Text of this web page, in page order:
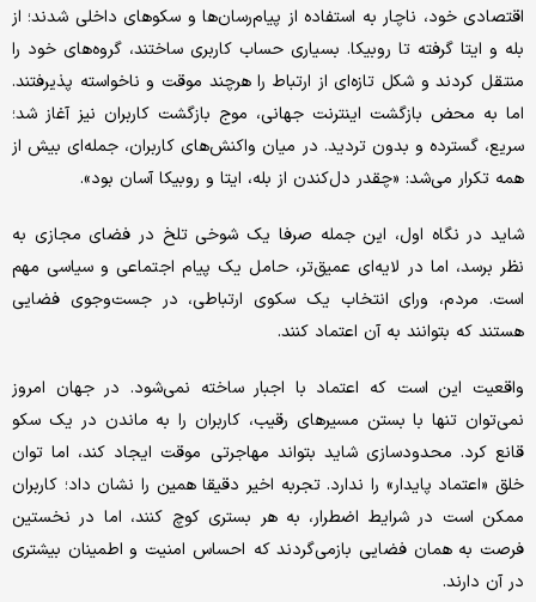
اقتصادی خود، ناچار به استفاده از پیام‌رسان‌ها و سکوهای داخلی شدند؛ از
بله و ایتا گرفته تا روبیکا. بسیاری حساب کاربری ساختند، گروه‌های خود را
منتقل کردند و شکل تازه‌ای از ارتباط را‌ هرچند موقت و ناخواسته‌ پذیرفتند.
اما به‌ محض بازگشت اینترنت جهانی، موج بازگشت کاربران نیز آغاز شد؛
سریع، گسترده و بدون تردید. در میان واکنش‌های کاربران، جمله‌ای بیش از
همه تکرار می‌شد: «چقدر دل‌کندن از بله، ایتا و روبیکا آسان بود».
شاید در نگاه اول، این جمله صرفا یک شوخی تلخ در فضای مجازی به
نظر برسد، اما در لایه‌ای عمیق‌تر، حامل یک پیام اجتماعی و سیاسی مهم
است. مردم، ورای انتخاب یک سکوی ارتباطی، در جست‌وجوی فضایی‌
هستند که بتوانند به آن اعتماد کنند.
واقعیت این است که اعتماد با اجبار ساخته نمی‌شود. در جهان امروز
نمی‌توان تنها با بستن مسیرهای رقیب، کاربران را به ماندن در یک سکو
قانع کرد. محدودسازی شاید بتواند مهاجرتی موقت ایجاد کند، اما توان
خلق «اعتماد پایدار» را ندارد. تجربه اخیر دقیقا همین را نشان داد؛ کاربران
ممکن است در شرایط اضطرار، به هر بستری کوچ کنند، اما در نخستین
فرصت به همان فضایی بازمی‌گردند که احساس امنیت و اطمینان بیشتری
در آن دارند.